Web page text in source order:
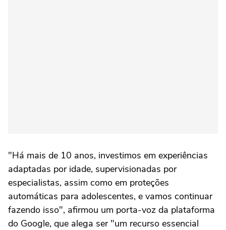
"Há mais de 10 anos, investimos em experiências
adaptadas por idade, supervisionadas por
especialistas, assim como em proteções
automáticas para adolescentes, e vamos continuar
fazendo isso", afirmou um porta-voz da plataforma
do Google, que alega ser "um recurso essencial